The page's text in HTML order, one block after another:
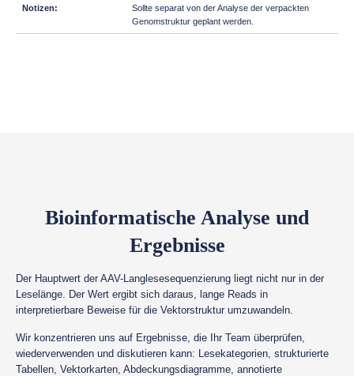
Sollte separat von der Analyse der verpackten
Genomstruktur geplant werden.
Bioinformatische Analyse und
Ergebnisse
Der Hauptwert der AAV-Langlesesequenzierung liegt nicht nur in der
Leselänge. Der Wert ergibt sich daraus, lange Reads in
interpretierbare Beweise für die Vektorstruktur umzuwandeln.
Wir konzentrieren uns auf Ergebnisse, die Ihr Team überprüfen,
wiederverwenden und diskutieren kann: Lesekategorien, strukturierte
Tabellen, Vektorkarten, Abdeckungsdiagramme, annotierte